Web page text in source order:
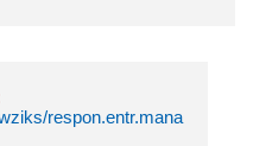
respon.entr.mana